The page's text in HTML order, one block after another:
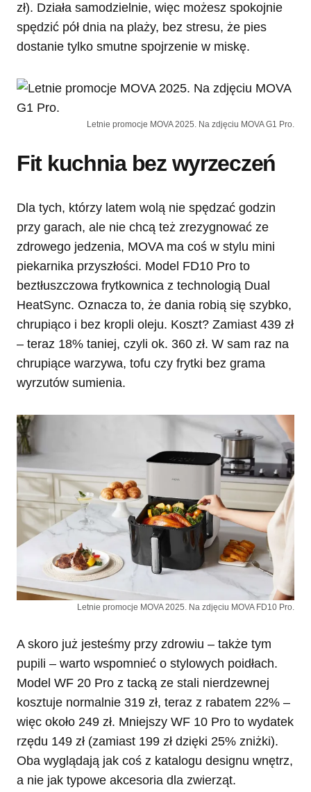
zł). Działa samodzielnie, więc możesz spokojnie
spędzić pół dnia na plaży, bez stresu, że pies
dostanie tylko smutne spojrzenie w miskę.
Letnie promocje MOVA 2025. Na zdjęciu MOVA G1 Pro.
Fit kuchnia bez wyrzeczeń
Dla tych, którzy latem wolą nie spędzać godzin
przy garach, ale nie chcą też zrezygnować ze
zdrowego jedzenia, MOVA ma coś w stylu mini
piekarnika przyszłości. Model FD10 Pro to
beztłuszczowa frytkownica z technologią Dual
HeatSync. Oznacza to, że dania robią się szybko,
chrupiąco i bez kropli oleju. Koszt? Zamiast 439 zł
– teraz 18% taniej, czyli ok. 360 zł. W sam raz na
chrupiące warzywa, tofu czy frytki bez grama
wyrzutów sumienia.
Letnie promocje MOVA 2025. Na zdjęciu MOVA FD10 Pro.
A skoro już jesteśmy przy zdrowiu – także tym
pupili – warto wspomnieć o stylowych poidłach.
Model WF 20 Pro z tacką ze stali nierdzewnej
kosztuje normalnie 319 zł, teraz z rabatem 22% –
więc około 249 zł. Mniejszy WF 10 Pro to wydatek
rzędu 149 zł (zamiast 199 zł dzięki 25% zniżki).
Oba wyglądają jak coś z katalogu designu wnętrz,
a nie jak typowe akcesoria dla zwierząt.